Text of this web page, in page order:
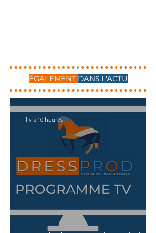
ÉGALEMENT DANS L'ACTU
il y a 10 heures